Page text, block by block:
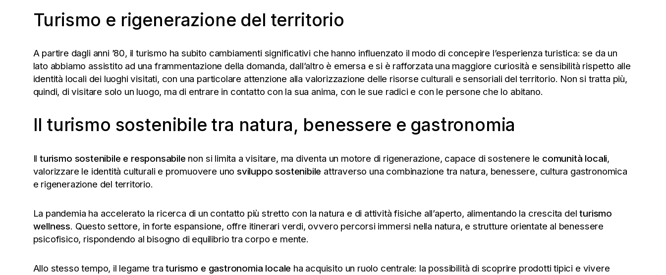
Turismo e rigenerazione del territorio
A partire dagli anni ’80, il turismo ha subito cambiamenti significativi che hanno influenzato il modo di concepire l’esperienza turistica: se da un
lato abbiamo assistito ad una frammentazione della domanda, dall’altro è emersa e si è rafforzata una maggiore curiosità e sensibilità rispetto alle
identità locali dei luoghi visitati, con una particolare attenzione alla valorizzazione delle risorse culturali e sensoriali del territorio. Non si tratta più,
quindi, di visitare solo un luogo, ma di entrare in contatto con la sua anima, con le sue radici e con le persone che lo abitano.
Il turismo sostenibile tra natura, benessere e gastronomia
Il turismo sostenibile e responsabile non si limita a visitare, ma diventa un motore di rigenerazione, capace di sostenere le comunità locali,
valorizzare le identità culturali e promuovere uno sviluppo sostenibile attraverso una combinazione tra natura, benessere, cultura gastronomica
e rigenerazione del territorio.
La pandemia ha accelerato la ricerca di un contatto più stretto con la natura e di attività fisiche all’aperto, alimentando la crescita delturismo
wellness. Questo settore, in forte espansione, offre itinerari verdi, ovvero percorsi immersi nella natura, e strutture orientate al benessere
psicofisico, rispondendo al bisogno di equilibrio tra corpo e mente.
Allo stesso tempo, il legame traturismo e gastronomia locale ha acquisito un ruolo centrale: la possibilità di scoprire prodotti tipici e vivere